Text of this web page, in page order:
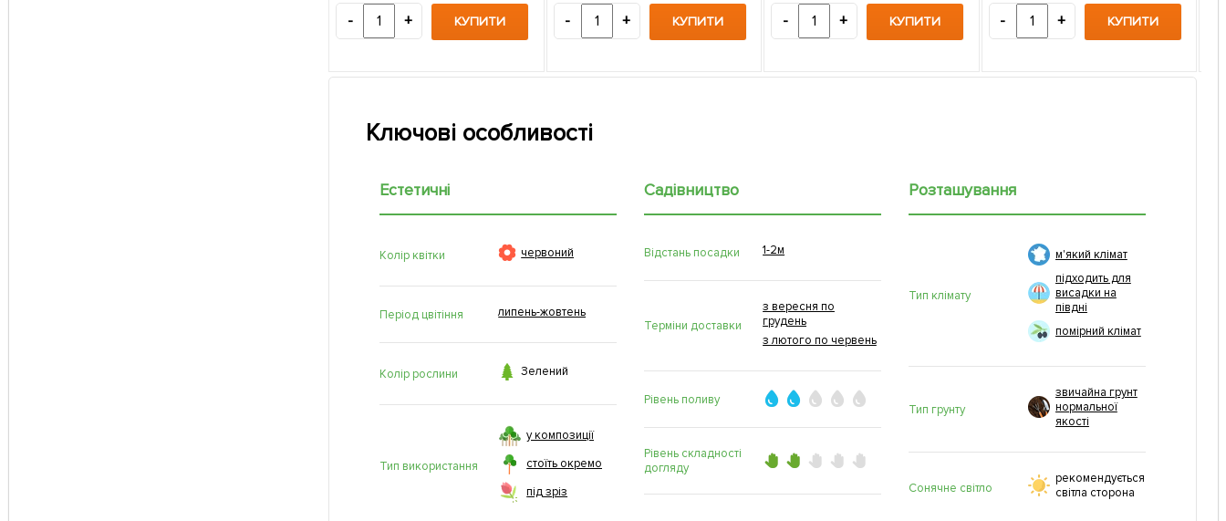
- + КУПИТИ - + КУПИТИ - + КУПИТИ - + КУПИТИ
Ключові особливості
Естетичні
Колір квітки  червоний
Період цвітіння липень-жовтень
Колір рослини  Зелений
Тип використання
у композиції
стоїть окремо
під зріз
Садівництво
Відстань посадки 1-2м
Терміни доставки
з вересня по
грудень
з лютого по червень
Рівень поливу
Рівень складності
догляду
Розташування
Тип клімату
м'який клімат
підходить для
висадки на
півдні
помірний клімат
Тип грунту
звичайна грунт
нормальної
якості
Сонячне світло
рекомендується
світла сторона